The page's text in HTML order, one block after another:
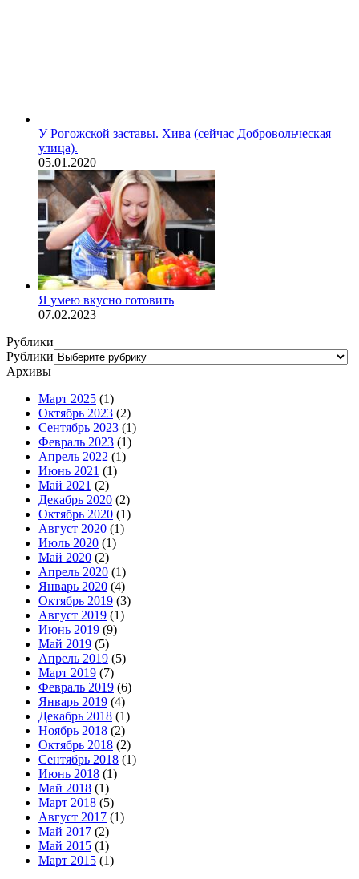
У Рогожской заставы. Хива (сейчас Добровольческая
улица).
05.01.2020
Я умею вкусно готовить
07.02.2023
Рублики
Рублики
Архивы
Март 2025 (1)
Октябрь 2023 (2)
Сентябрь 2023 (1)
Февраль 2023 (1)
Апрель 2022 (1)
Июнь 2021 (1)
Май 2021 (2)
Декабрь 2020 (2)
Октябрь 2020 (1)
Август 2020 (1)
Июль 2020 (1)
Май 2020 (2)
Апрель 2020 (1)
Январь 2020 (4)
Октябрь 2019 (3)
Август 2019 (1)
Июнь 2019 (9)
Май 2019 (5)
Апрель 2019 (5)
Март 2019 (7)
Февраль 2019 (6)
Январь 2019 (4)
Декабрь 2018 (1)
Ноябрь 2018 (2)
Октябрь 2018 (2)
Сентябрь 2018 (1)
Июнь 2018 (1)
Май 2018 (1)
Март 2018 (5)
Август 2017 (1)
Май 2017 (2)
Май 2015 (1)
Март 2015 (1)